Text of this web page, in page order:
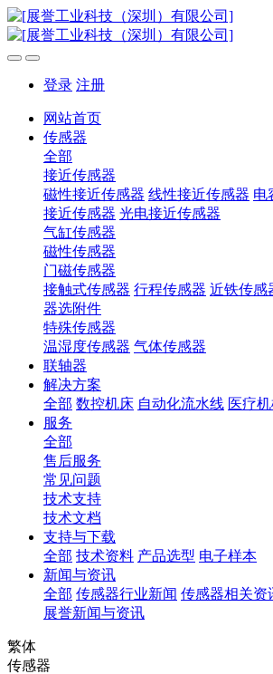
登录 注册
网站首页
传感器
全部
接近传感器
磁性接近传感器 线性接近传感器 电
接近传感器 光电接近传感器
气缸传感器
磁性传感器
门磁传感器
接触式传感器 行程传感器 近铁传感
器选附件
特殊传感器
温湿度传感器 气体传感器
联轴器
解决方案
全部 数控机床 自动化流水线 医疗
服务
全部
售后服务
常见问题
技术支持
技术文档
支持与下载
全部 技术资料 产品选型 电子样本
新闻与资讯
全部 传感器行业新闻 传感器相关资
展誉新闻与资讯
繁体
传感器